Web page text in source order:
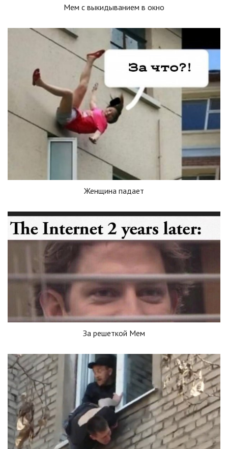
Мем с выкидыванием в окно
Женщина падает
За решеткой Мем